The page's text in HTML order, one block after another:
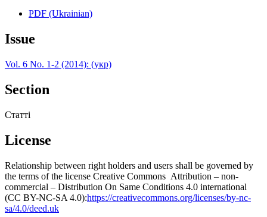
PDF (Ukrainian)
Issue
Vol. 6 No. 1-2 (2014): (укр)
Section
Статті
License
Relationship between right holders and users shall be governed by
the terms of the license Creative Commons Attribution – non-
commercial – Distribution On Same Conditions 4.0 international
(CC BY-NC-SA 4.0):https://creativecommons.org/licenses/by-nc-
sa/4.0/deed.uk